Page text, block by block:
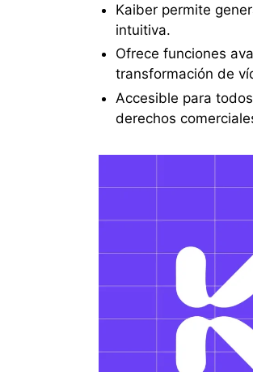
Kaiber permite
intuitiva.
Ofrece funciones
transformación de
Accesible para
derechos